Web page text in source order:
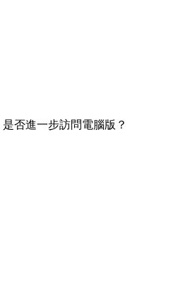
否進一步訪問電腦版？